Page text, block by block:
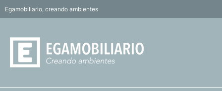
Egamobiliario, creando ambientes